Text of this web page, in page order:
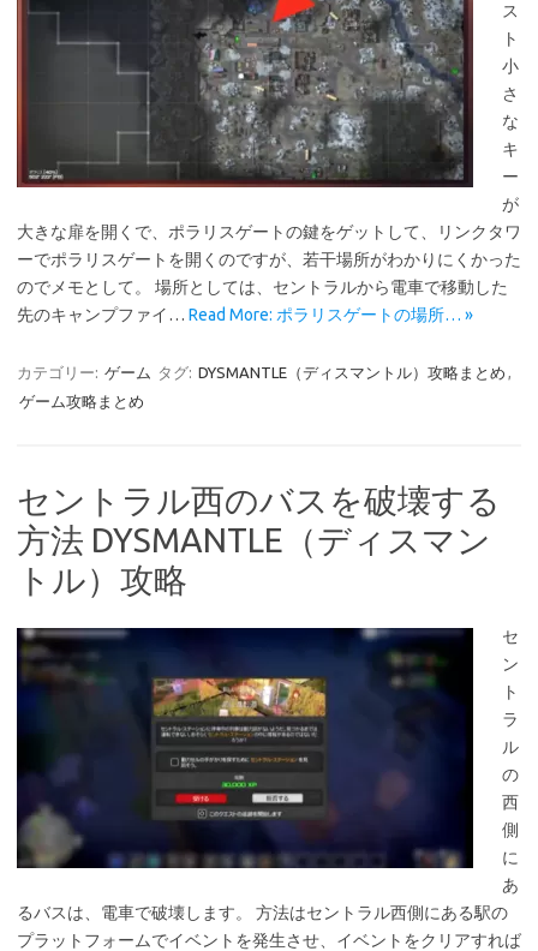
ス
ト
小
さ
な
キ
ー
が
大きな扉を開くで、ポラリスゲートの鍵をゲットして、リンクタワ
ーでポラリスゲートを開くのですが、若干場所がわかりにくかった
のでメモとして。 場所としては、セントラルから電車で移動した
先のキャンプファイ… Read More: ポラリスゲートの場所… »
カテゴリー: ゲーム タグ: DYSMANTLE（ディスマントル）攻略まとめ ,
ゲーム攻略まとめ
セントラル西のバスを破壊する
方法 DYSMANTLE（ディスマン
トル）攻略
セ
ン
ト
ラ
ル
の
西
側
に
あ
るバスは、電車で破壊します。 方法はセントラル西側にある駅の
プラットフォームでイベントを発生させ、イベントをクリアすれば